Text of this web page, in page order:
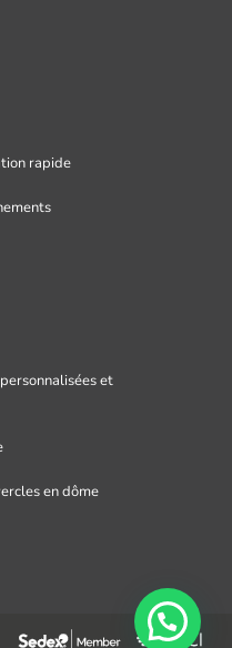
rapide
et
en dôme